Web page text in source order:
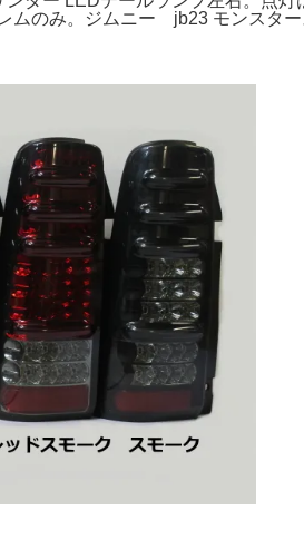
のみ。ジムニー jb23 モンスタ